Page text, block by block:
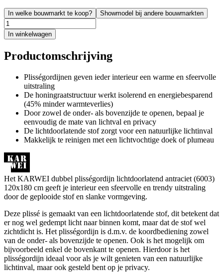
In welke bouwmarkt te koop? Showmodel bij andere bouwmarkten
In winkelwagen
Productomschrijving
Plisségordijnen geven ieder interieur een warme en sfeervolle
uitstraling
De honingraatstructuur werkt isolerend en energiebesparend
(45% minder warmteverlies)
Door zowel de onder- als bovenzijde te openen, bepaal je
eenvoudig de mate van lichtval en privacy
De lichtdoorlatende stof zorgt voor een natuurlijke lichtinval
Makkelijk te reinigen met een lichtvochtige doek of plumeau
Het KARWEI dubbel plisségordijn lichtdoorlatend antraciet (6003)
120x180 cm geeft je interieur een sfeervolle en trendy uitstraling
door de geplooide stof en slanke vormgeving.
Deze plissé is gemaakt van een lichtdoorlatende stof, dit betekent dat
er nog wel gedempt licht naar binnen komt, maar dat de stof wel
zichtdicht is. Het plisségordijn is d.m.v. de koordbediening zowel
van de onder- als bovenzijde te openen. Ook is het mogelijk om
bijvoorbeeld enkel de bovenkant te openen. Hierdoor is het
plisségordijn ideaal voor als je wilt genieten van een natuurlijke
lichtinval, maar ook gesteld bent op je privacy.